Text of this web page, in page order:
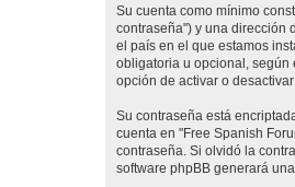
Su cuenta como mínimo
contraseña") y una dirección
el país en el que estamos
obligatoria u opcional, según
opción de activar o
Su contraseña está
cuenta en "Free Spanish
contraseña. Si olvidó la
software phpBB generará